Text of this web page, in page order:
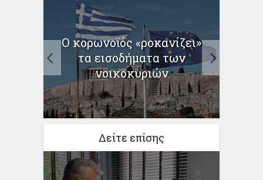
Ο κορωνοϊός «ροκανίζει»
τα εισοδήματα των
νοικοκυριών
Δείτε επίσης